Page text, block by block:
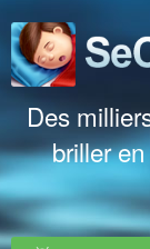
Des
briller